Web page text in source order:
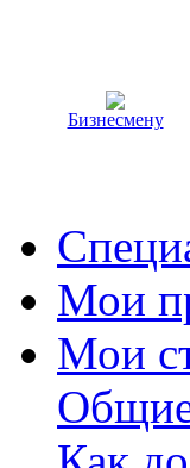
Бизнесмену
Мои
Мои
Общие